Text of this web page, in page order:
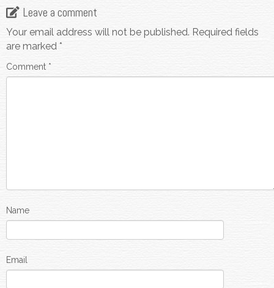
Leave a comment
Your email address will not be published. Required fields
are marked *
Comment *
Name
Email